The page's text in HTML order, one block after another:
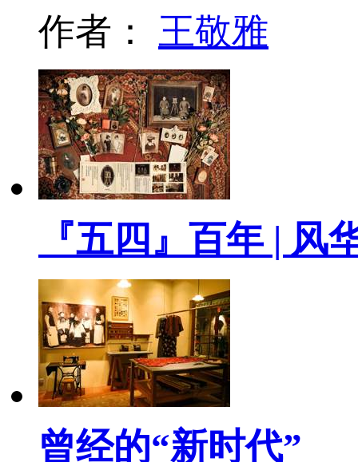
作者： 王敬雅
『五四』百年 | 风
曾经的“新时代”